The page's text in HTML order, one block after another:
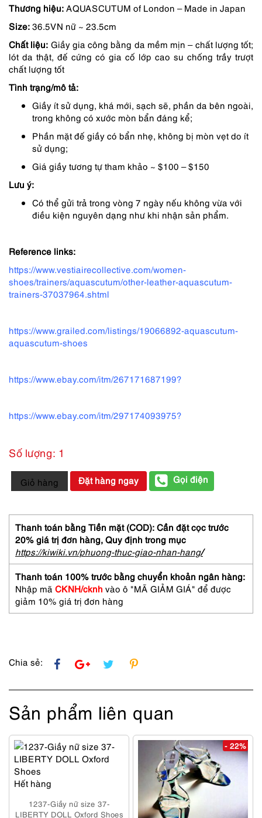
gốc
là:
2,150,000 ₫.
hiện
tại
là:
Thương hiệu: AQUASCUTUM of London – Made in Japan
Size: 36.5VN nữ ~ 23.5cm
Chất liệu: Giầy gia công bằng da mềm mịn – chất lượng tốt;
lót da thật, đế cứng có gia cố lớp cao su chống trầy trượt
chất lượng tốt
Tình trạng/mô tả:
Giầy ít sử dụng, khá mới, sạch sẽ, phần da bên ngoài,
trong không có xước mòn bẩn đáng kể;
Phần mặt đế giầy có bẩn nhẹ, không bị mòn vẹt do ít
sử dụng;
Giá giầy tương tự tham khảo ~ $100 – $150
Lưu ý:
Có thể gửi trả trong vòng 7 ngày nếu không vừa với
điều kiện nguyên dạng như khi nhận sản phẩm.
Reference links:
https://www.vestiairecollective.com/women-
shoes/trainers/aquascutum/other-leather-aquascutum-
trainers-37037964.shtml
https://www.grailed.com/listings/19066892-aquascutum-
aquascutum-shoes
https://www.ebay.com/itm/267171687199?
https://www.ebay.com/itm/297174093975?
Số lượng: 1
3916-
Giầy
nữ
Size
36.5-
AQUASCUTUM
of
London
Loafers-
Khá
mới/
số
Giỏ hàng Đặt hàng ngay Gọi điện
Thanh toán bằng Tiền mặt (COD): Cần đặt cọc trước
20% giá trị đơn hàng, Quy định trong mục
https://kiwiki.vn/phuong-thuc-giao-nhan-hang/
Thanh toán 100% trước bằng chuyển khoản ngân hàng:
Nhập mã CKNH/cknh vào ô "MÃ GIẢM GIÁ" để được
giảm 10% giá trị đơn hàng
Chia sẻ:
Sản phẩm liên quan
Hết hàng
1237-Giầy nữ size 37-
LIBERTY DOLL Oxford Shoes
- 22%